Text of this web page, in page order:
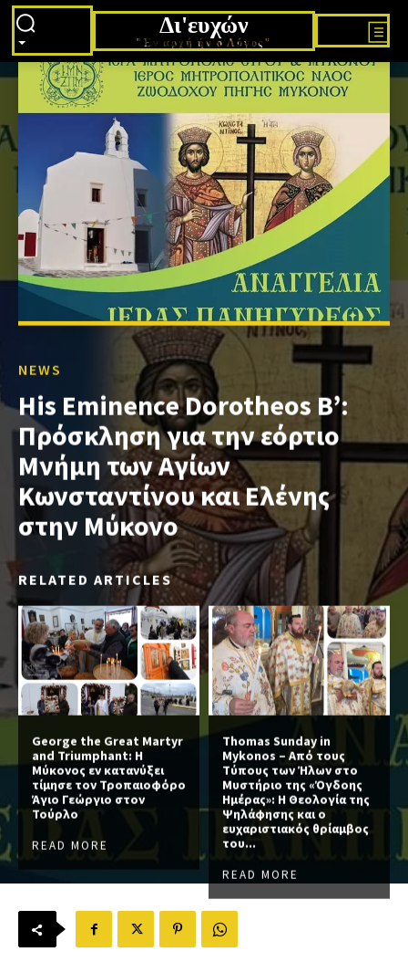
Δι'ευχών
"Εν αρχή ήν ο Λόγος"
NEWS
His Eminence Dorotheos B’:
Πρόσκληση για την εόρτιο
Mνήμη των Αγίων
Κωνσταντίνου και Ελένης
στην Μύκονο
RELATED ARTICLES
George the Great Martyr
and Triumphant: Η
Μύκονος εν κατανύξει
τίμησε τον Τροπαιοφόρο
Άγιο Γεώργιο στον
Τούρλο
READ MORE
Thomas Sunday in
Mykonos – Από τους
Τύπους των Ήλων στο
Μυστήριο της «Όγδοης
Ημέρας»: Η Θεολογία της
Ψηλάφησης και ο
ευχαριστιακός θρίαμβος
του...
READ MORE